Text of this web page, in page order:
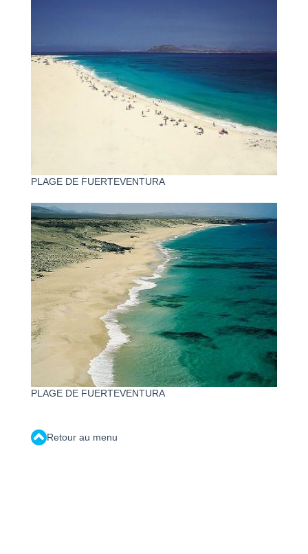
PLAGE DE FUERTEVENTURA
PLAGE DE FUERTEVENTURA
Retour au menu